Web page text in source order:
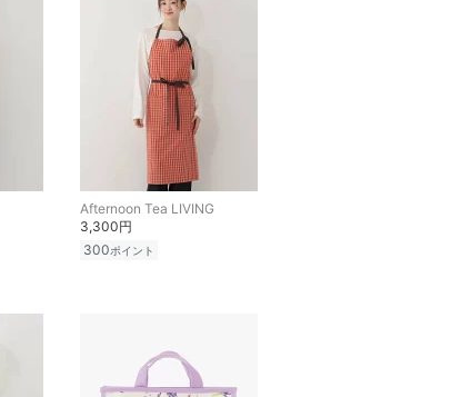
Afternoon Tea LIVING
3,300円
300ポイント